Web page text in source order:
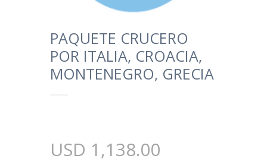
PAQUETE CRUCERO
POR ITALIA, CROACIA,
MONTENEGRO, GRECIA
USD 1,138.00